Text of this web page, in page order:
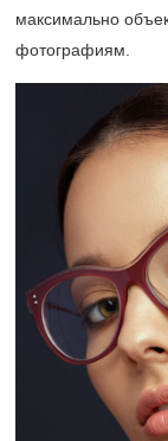
максимально
фотографиям.